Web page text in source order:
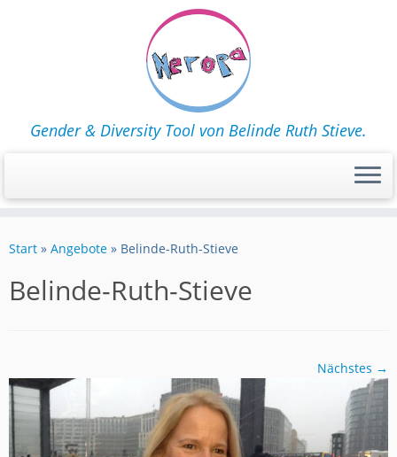
Inhalt
Gender & Diversity Tool von Belinde Ruth Stieve.
Start » Angebote » Belinde-Ruth-Stieve
Belinde-Ruth-Stieve
Nächstes →